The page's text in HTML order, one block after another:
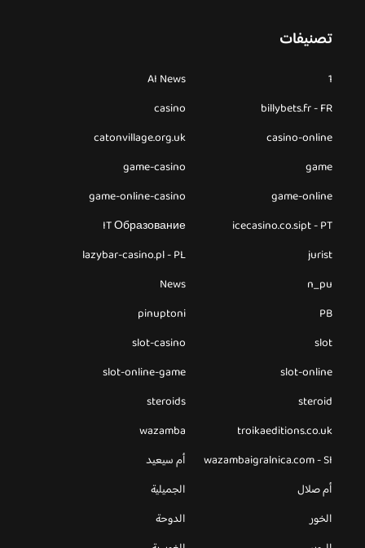
تصنيفات
1
AI News
billybets.fr - FR
casino
casino-online
catonvillage.org.uk
game
game-casino
game-online
game-online-casino
icecasino.co.sipt - PT
IT Образование
jurist
lazybar-casino.pl - PL
n_pu
News
PB
pinuptoni
slot
slot-casino
slot-online
slot-online-game
steroid
steroids
troikaeditions.co.uk
wazamba
wazambaigralnica.com - SI
أم سيعيد
أم صلال
الجميلية
الخور
الدوحة